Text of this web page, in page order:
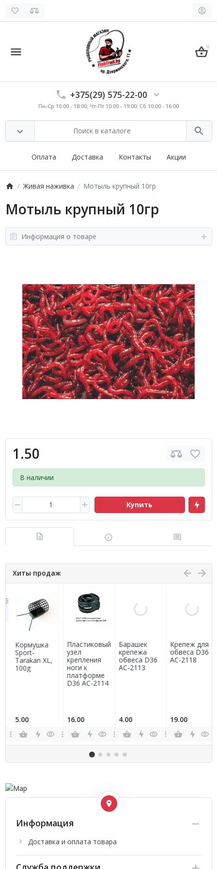
0
+375(29) 575-22-00
Пн-Ср 10:00 - 18:00; Чт-Пт 10:00 - 19:00; Сб 10:00 - 16:00
Оплата Доставка Контакты Акции
Живая наживка Мотыль крупный 10гр
Мотыль крупный 10гр
Информация о товаре
1.50
В наличии
Купить
Хиты продаж
Кормушка
Sport-
Tarakan XL,
100g
5.00
Пластиковый
узел
крепления
ноги к
платформе
D36 AC-2114
16.00
Барашек
крепежа
обвеса D36
AC-2113
4.00
Крепеж для
обвеса D36
AC-2118
19.00
Информация
Доставка и оплата товара